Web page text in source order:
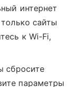
интернет
сайты
к Wi-Fi,
сбросите
параметры